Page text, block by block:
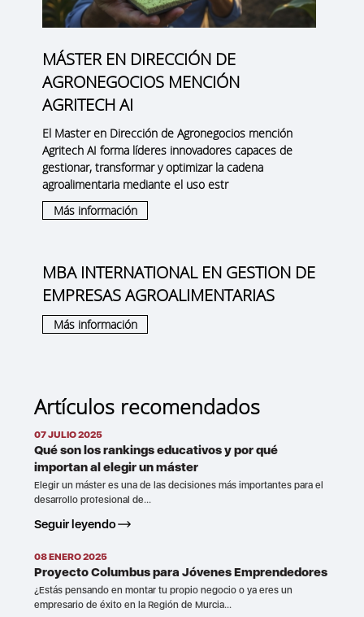
MÁSTER EN DIRECCIÓN DE
AGRONEGOCIOS MENCIÓN
AGRITECH AI
El Master en Dirección de Agronegocios mención
Agritech AI forma líderes innovadores capaces de
gestionar, transformar y optimizar la cadena
agroalimentaria mediante el uso estr
Más información
MBA INTERNATIONAL EN GESTION DE
EMPRESAS AGROALIMENTARIAS
Más información
Artículos recomendados
07 JULIO 2025
Qué son los rankings educativos y por qué
importan al elegir un máster
Elegir un máster es una de las decisiones más importantes para el
desarrollo profesional de...
Seguir leyendo
08 ENERO 2025
Proyecto Columbus para Jóvenes Emprendedores
¿Estás pensando en montar tu propio negocio o ya eres un
empresario de éxito en la Región de Murcia...